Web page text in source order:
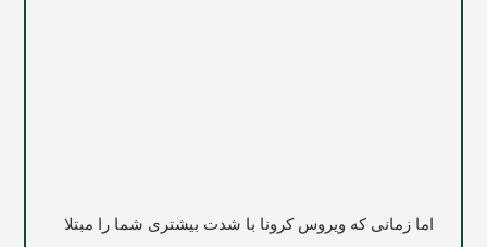
اما زمانی که ویروس کرونا با شدت بیشتری شما را مبتلا